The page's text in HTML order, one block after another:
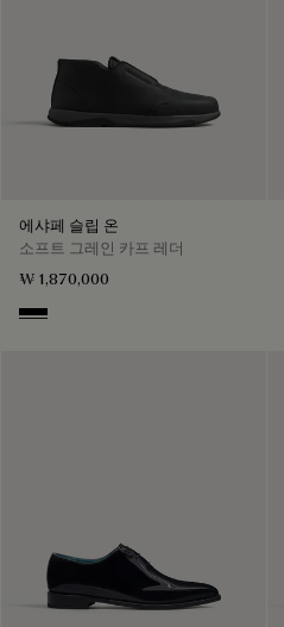
에샤페 슬립 온
소프트 그레인 카프 레더
₩ 1,870,000
Black